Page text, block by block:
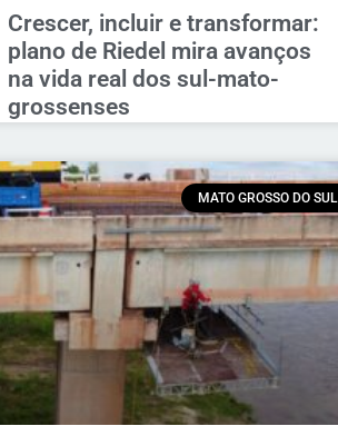
Crescer, incluir e transformar:
plano de Riedel mira avanços
na vida real dos sul-mato-
grossenses
MATO GROSSO DO SUL